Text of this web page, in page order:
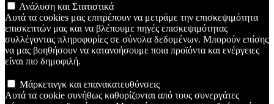
Ανάλυση και Στατιστικά
Αυτά τα cookies μας επιτρέπουν να μετράμε την επισκεψιμότητα
επισκεπτών μας και να βλέπουμε πηγές επισκεψιμότητας
συλλέγοντας πληροφορίες σε σύνολα δεδομένων. Μπορούν επίσης
να μας βοηθήσουν να κατανοήσουμε ποια προϊόντα και ενέργειες
είναι πιο δημοφιλή.
Μάρκετινγκ και επανακατευθύνσεις
Αυτά τα cookie συνήθως καθορίζονται από τους συνεργάτες